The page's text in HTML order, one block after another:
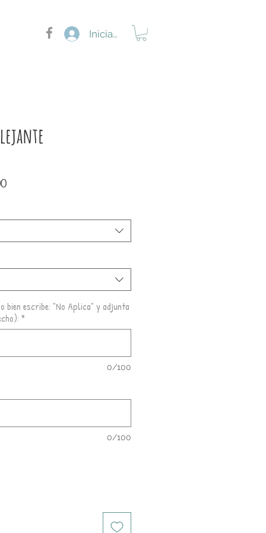
Iniciar sesión
Precio
bien escribe: "No Aplica" y adjunta
*
0/100
0/100